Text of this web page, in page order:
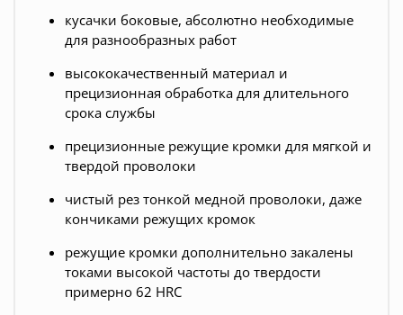
кусачки боковые, абсолютно необходимые
для разнообразных работ
высококачественный материал и
прецизионная обработка для длительного
срока службы
прецизионные режущие кромки для мягкой и
твердой проволоки
чистый рез тонкой медной проволоки, даже
кончиками режущих кромок
режущие кромки дополнительно закалены
токами высокой частоты до твердости
примерно 62 HRC